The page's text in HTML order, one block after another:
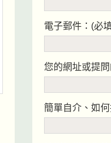
電子郵件：(必
您的網址或提
簡單自介、如